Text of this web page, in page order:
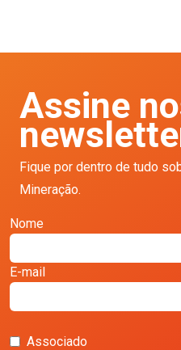
Assine
Fique por dentro de tudo
Mineração.
Nome
E-mail
Associado